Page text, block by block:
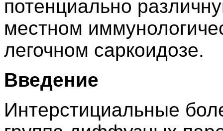
потенциально
местном
легочном саркоидозе.
Введение
Интерстициальные